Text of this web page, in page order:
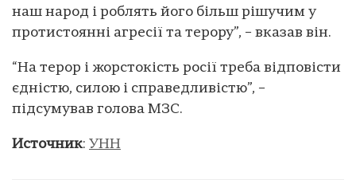
наш народ і роблять його більш рішучим у
протистоянні агресії та терору”, – вказав він.
“На терор і жорстокість росії треба відповісти
єдністю, силою і справедливістю”, –
підсумував голова МЗС.
Источник: УНН